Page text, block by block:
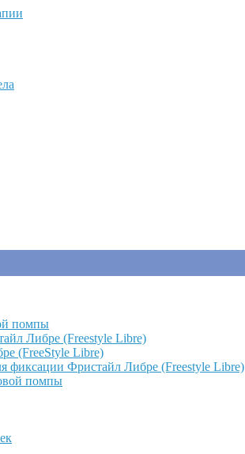
помпы
Либре (Freestyle Libre)
(FreeStyle Libre)
фиксации Фристайл Либре (Freestyle Libre)
помпы